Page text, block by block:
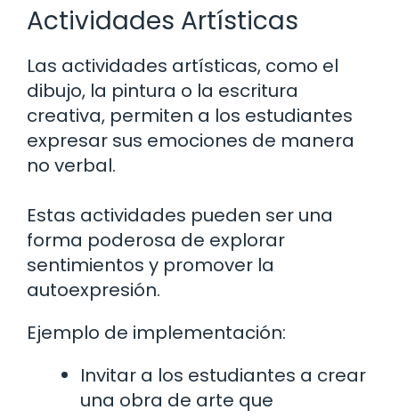
Actividades Artísticas
Las actividades artísticas, como el
dibujo, la pintura o la escritura
creativa, permiten a los estudiantes
expresar sus emociones de manera
no verbal.
Estas actividades pueden ser una
forma poderosa de explorar
sentimientos y promover la
autoexpresión.
Ejemplo de implementación:
Invitar a los estudiantes a crear
una obra de arte que